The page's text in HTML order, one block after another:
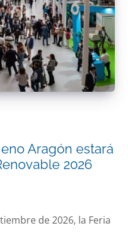
Aragón estará
2026
de 2026, la Feria